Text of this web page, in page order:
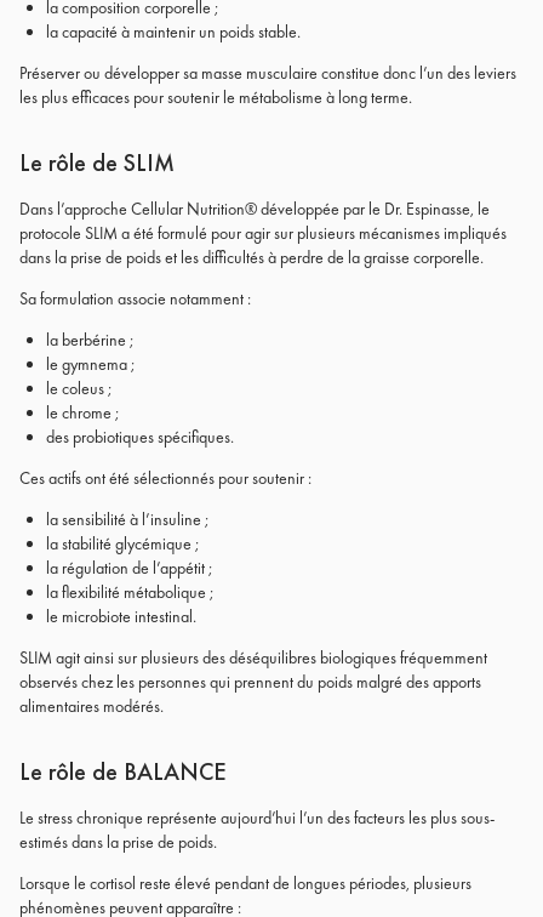
la composition corporelle ;
la capacité à maintenir un poids stable.
Préserver ou développer sa masse musculaire constitue donc l’un des leviers
les plus efficaces pour soutenir le métabolisme à long terme.
Le rôle de SLIM
Dans l’approche Cellular Nutrition® développée par le Dr. Espinasse, le
protocole SLIM a été formulé pour agir sur plusieurs mécanismes impliqués
dans la prise de poids et les difficultés à perdre de la graisse corporelle.
Sa formulation associe notamment :
la berbérine ;
le gymnema ;
le coleus ;
le chrome ;
des probiotiques spécifiques.
Ces actifs ont été sélectionnés pour soutenir :
la sensibilité à l’insuline ;
la stabilité glycémique ;
la régulation de l’appétit ;
la flexibilité métabolique ;
le microbiote intestinal.
SLIM agit ainsi sur plusieurs des déséquilibres biologiques fréquemment
observés chez les personnes qui prennent du poids malgré des apports
alimentaires modérés.
Le rôle de BALANCE
Le stress chronique représente aujourd’hui l’un des facteurs les plus sous-
estimés dans la prise de poids.
Lorsque le cortisol reste élevé pendant de longues périodes, plusieurs
phénomènes peuvent apparaître :